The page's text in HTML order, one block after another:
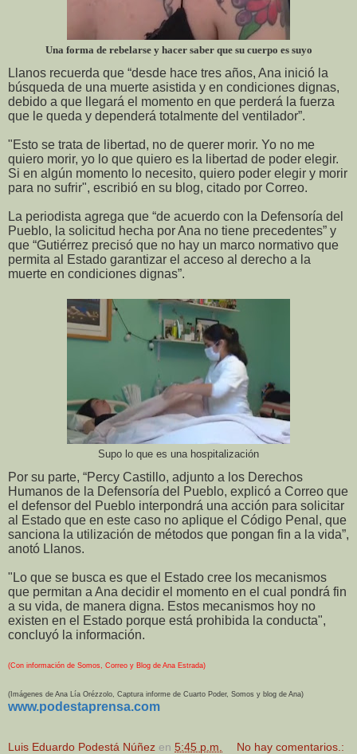
Una forma de rebelarse y hacer saber que su cuerpo es suyo
Llanos recuerda que “desde hace tres años, Ana inició la
búsqueda de una muerte asistida y en condiciones dignas,
debido a que llegará el momento en que perderá la fuerza
que le queda y dependerá totalmente del ventilador”.
"Esto se trata de libertad, no de querer morir. Yo no me
quiero morir, yo lo que quiero es la libertad de poder elegir.
Si en algún momento lo necesito, quiero poder elegir y morir
para no sufrir", escribió en su blog, citado por Correo.
La periodista agrega que “de acuerdo con la Defensoría del
Pueblo, la solicitud hecha por Ana no tiene precedentes” y
que “Gutiérrez precisó que no hay un marco normativo que
permita al Estado garantizar el acceso al derecho a la
muerte en condiciones dignas”.
Supo lo que es una hospitalización
Por su parte, “Percy Castillo, adjunto a los Derechos
Humanos de la Defensoría del Pueblo, explicó a Correo que
el defensor del Pueblo interpondrá una acción para solicitar
al Estado que en este caso no aplique el Código Penal, que
sanciona la utilización de métodos que pongan fin a la vida”,
anotó Llanos.
"Lo que se busca es que el Estado cree los mecanismos
que permitan a Ana decidir el momento en el cual pondrá fin
a su vida, de manera digna. Estos mecanismos hoy no
existen en el Estado porque está prohibida la conducta",
concluyó la información.
(Con información de Somos, Correo y Blog de Ana Estrada)
(Imágenes de Ana Lía Orézzolo, Captura informe de Cuarto Poder, Somos y blog de Ana)
www.podestaprensa.com
Luis Eduardo Podestá Núñez en 5:45 p.m. No hay comentarios.: